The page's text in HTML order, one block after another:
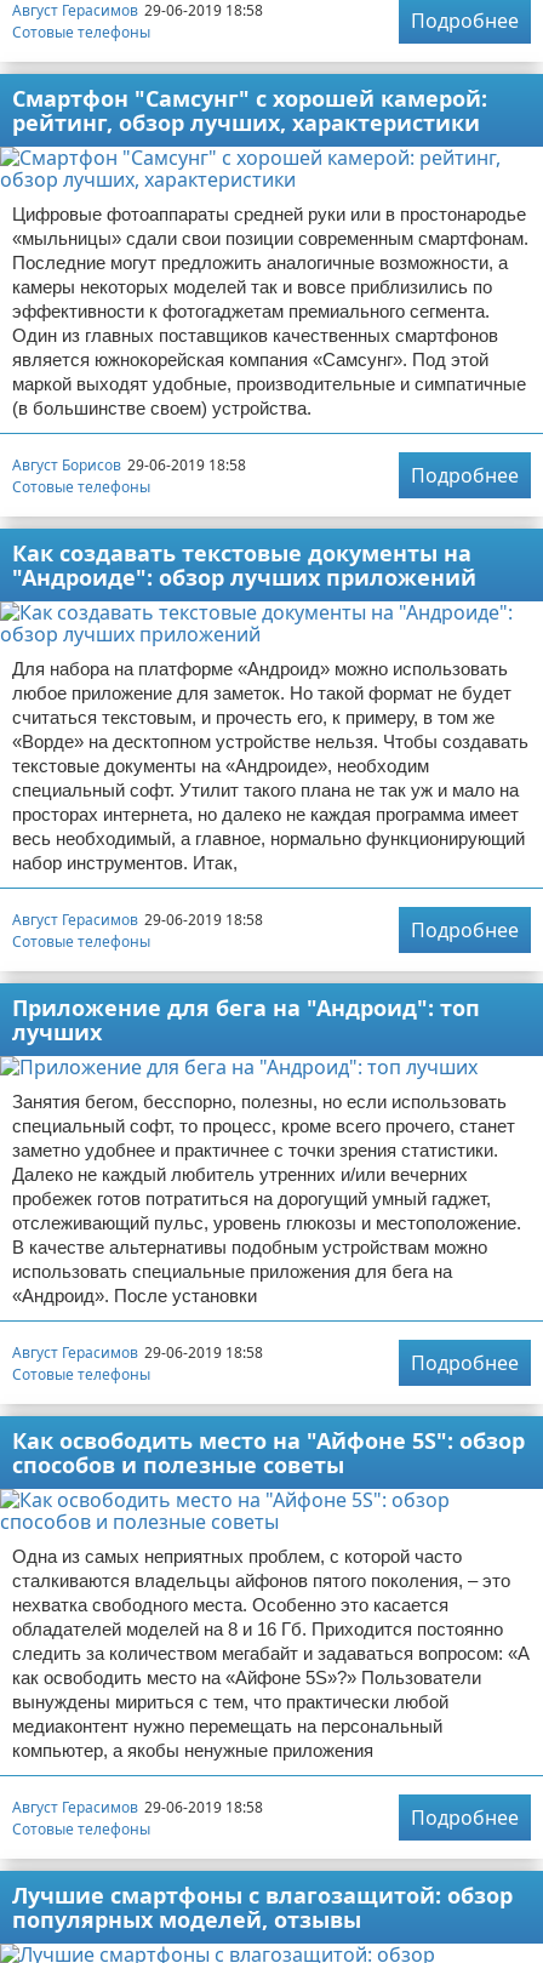
Август Герасимов 29-06-2019 18:58
Сотовые телефоны
Подробнее
Смартфон "Самсунг" с хорошей камерой:
рейтинг, обзор лучших, характеристики
Цифровые фотоаппараты средней руки или в простонародье
«мыльницы» сдали свои позиции современным смартфонам.
Последние могут предложить аналогичные возможности, а
камеры некоторых моделей так и вовсе приблизились по
эффективности к фотогаджетам премиального сегмента.
Один из главных поставщиков качественных смартфонов
является южнокорейская компания «Самсунг». Под этой
маркой выходят удобные, производительные и симпатичные
(в большинстве своем) устройства.
Август Борисов 29-06-2019 18:58
Сотовые телефоны
Подробнее
Как создавать текстовые документы на
"Андроиде": обзор лучших приложений
Для набора на платформе «Андроид» можно использовать
любое приложение для заметок. Но такой формат не будет
считаться текстовым, и прочесть его, к примеру, в том же
«Ворде» на десктопном устройстве нельзя. Чтобы создавать
текстовые документы на «Андроиде», необходим
специальный софт. Утилит такого плана не так уж и мало на
просторах интернета, но далеко не каждая программа имеет
весь необходимый, а главное, нормально функционирующий
набор инструментов. Итак,
Август Герасимов 29-06-2019 18:58
Сотовые телефоны
Подробнее
Приложение для бега на "Андроид": топ
лучших
Занятия бегом, бесспорно, полезны, но если использовать
специальный софт, то процесс, кроме всего прочего, станет
заметно удобнее и практичнее с точки зрения статистики.
Далеко не каждый любитель утренних и/или вечерних
пробежек готов потратиться на дорогущий умный гаджет,
отслеживающий пульс, уровень глюкозы и местоположение.
В качестве альтернативы подобным устройствам можно
использовать специальные приложения для бега на
«Андроид». После установки
Август Герасимов 29-06-2019 18:58
Сотовые телефоны
Подробнее
Как освободить место на "Айфоне 5S": обзор
способов и полезные советы
Одна из самых неприятных проблем, с которой часто
сталкиваются владельцы айфонов пятого поколения, – это
нехватка свободного места. Особенно это касается
обладателей моделей на 8 и 16 Гб. Приходится постоянно
следить за количеством мегабайт и задаваться вопросом: «А
как освободить место на «Айфоне 5S»?» Пользователи
вынуждены мириться с тем, что практически любой
медиаконтент нужно перемещать на персональный
компьютер, а якобы ненужные приложения
Август Герасимов 29-06-2019 18:58
Сотовые телефоны
Подробнее
Лучшие смартфоны с влагозащитой: обзор
популярных моделей, отзывы